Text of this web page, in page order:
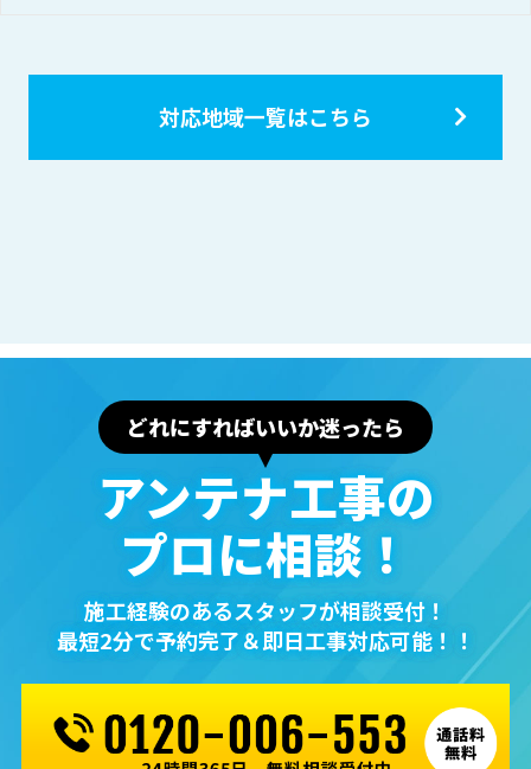
対応地域一覧はこちら
どれにすればいいか迷ったら
アンテナ⼯事の
プロに相談！
施⼯経験のあるスタッフが相談受付！
最短2分で予約完了＆即⽇⼯事対応可能！！